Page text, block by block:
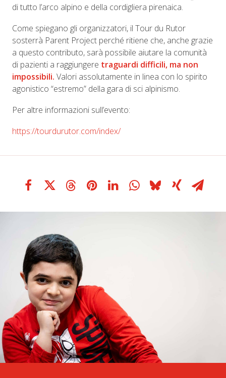
di tutto l’arco alpino e della cordigliera pirenaica.
Come spiegano gli organizzatori, il Tour du Rutor
sosterrà Parent Project perché ritiene che, anche grazie
a questo contributo, sarà possibile aiutare la comunità
di pazienti a raggiungere traguardi difficili, ma non
impossibili. Valori assolutamente in linea con lo spirito
agonistico “estremo” della gara di sci alpinismo.
Per altre informazioni sull’evento:
https://tourdurutor.com/index/